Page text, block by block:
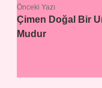
Önceki Yazı
Çimen Doğal Bir
Mudur